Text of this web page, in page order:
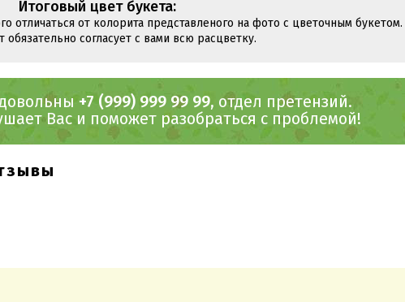
Итоговый цвет букета:
отличаться от колорита представленого на фото с цветочным
обязательно согласует с вами всю расцветку.
+7 (999) 999 99 99, отдел претензий.
Вас и поможет разобраться с проблемой!